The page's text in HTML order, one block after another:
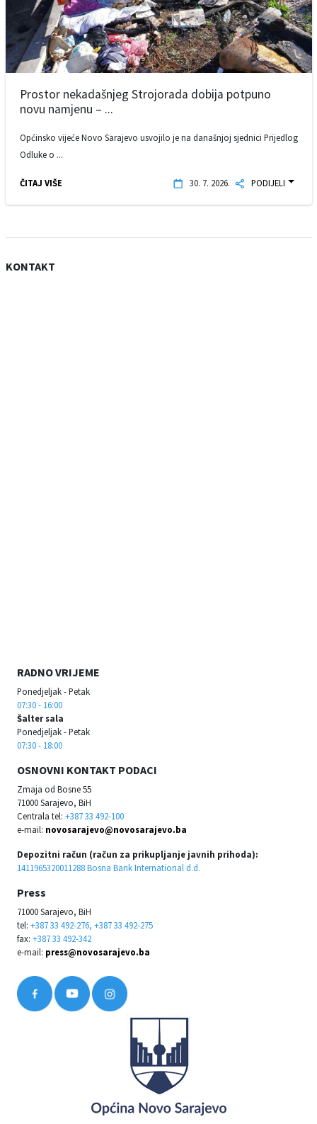
Prostor nekadašnjeg Strojorada dobija potpuno
novu namjenu – ...
Općinsko vijeće Novo Sarajevo usvojilo je na današnjoj sjednici Prijedlog
Odluke o ...
ČITAJ VIŠE 30. 7. 2026. PODIJELI
KONTAKT
RADNO VRIJEME
Ponedjeljak - Petak
07:30 - 16:00
Šalter sala
Ponedjeljak - Petak
07:30 - 18:00
OSNOVNI KONTAKT PODACI
Zmaja od Bosne 55
71000 Sarajevo, BiH
Centrala tel: +387 33 492-100
e-mail: novosarajevo@novosarajevo.ba
Depozitni račun (račun za prikupljanje javnih prihoda):
1411965320011288 Bosna Bank International d.d.
Press
71000 Sarajevo, BiH
tel: +387 33 492-276, +387 33 492-275
fax: +387 33 492-342
e-mail: press@novosarajevo.ba